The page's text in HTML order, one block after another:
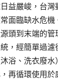
益嚴峻，台灣
面臨缺水危
頭到末端的管
，經簡單過濾
浴、洗衣廢水
再循環使用於